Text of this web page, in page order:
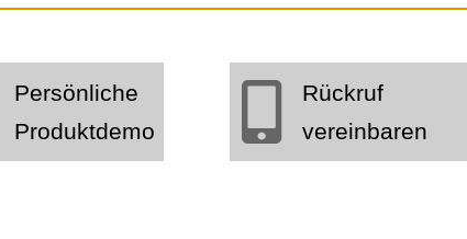
Persönliche
Produktdemo

Rückruf
vereinbaren